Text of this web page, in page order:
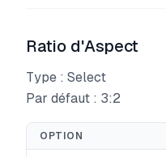
Ratio d'Aspect
Type : Select
Par défaut : 3:2
OPTION